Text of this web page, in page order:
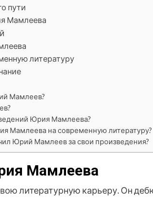
пути
Мамлеева
литературу
Мамлеев?
Юрия Мамлеева?
Мамлеева на современную литературу?
Юрий Мамлеев за свои произведения?
Мамлеева
литературную карьеру. Он